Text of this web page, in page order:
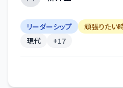
リーダーシップ 頑張りたい
現代
+17